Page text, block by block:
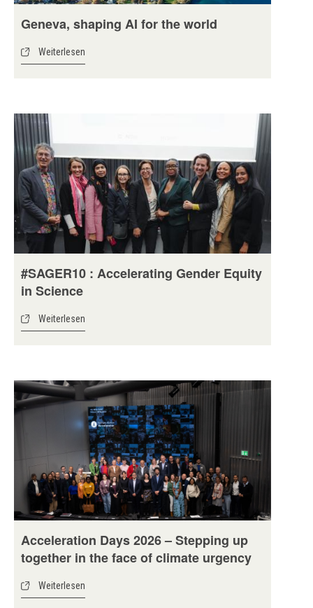
Geneva, shaping AI for the world
Weiterlesen
#SAGER10 : Accelerating Gender Equity
in Science
Weiterlesen
Acceleration Days 2026 – Stepping up
together in the face of climate urgency
Weiterlesen